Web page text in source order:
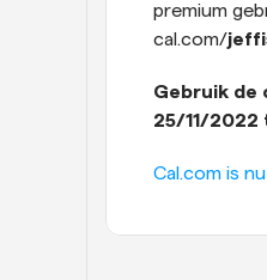
premium
cal.com/
Gebruik de
25/11/
Cal.com is